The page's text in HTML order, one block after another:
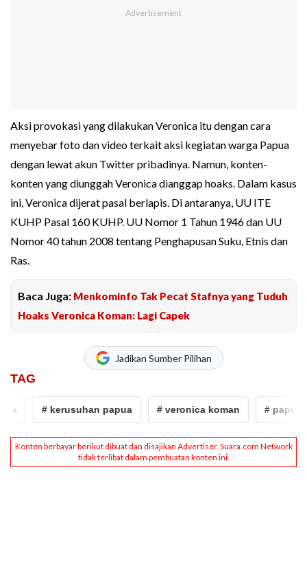
Aksi provokasi yang dilakukan Veronica itu dengan cara
menyebar foto dan video terkait aksi kegiatan warga Papua
dengan lewat akun Twitter pribadinya. Namun, konten-
konten yang diunggah Veronica dianggap hoaks. Dalam kasus
ini, Veronica dijerat pasal berlapis. Di antaranya, UU ITE
KUHP Pasal 160 KUHP. UU Nomor 1 Tahun 1946 dan UU
Nomor 40 tahun 2008 tentang Penghapusan Suku, Etnis dan
Ras.
Baca Juga: Menkominfo Tak Pecat Stafnya yang Tuduh
Hoaks Veronica Koman: Lagi Capek
Jadikan Sumber Pilihan
TAG
# kerusuhan papua # veronica koman # papua